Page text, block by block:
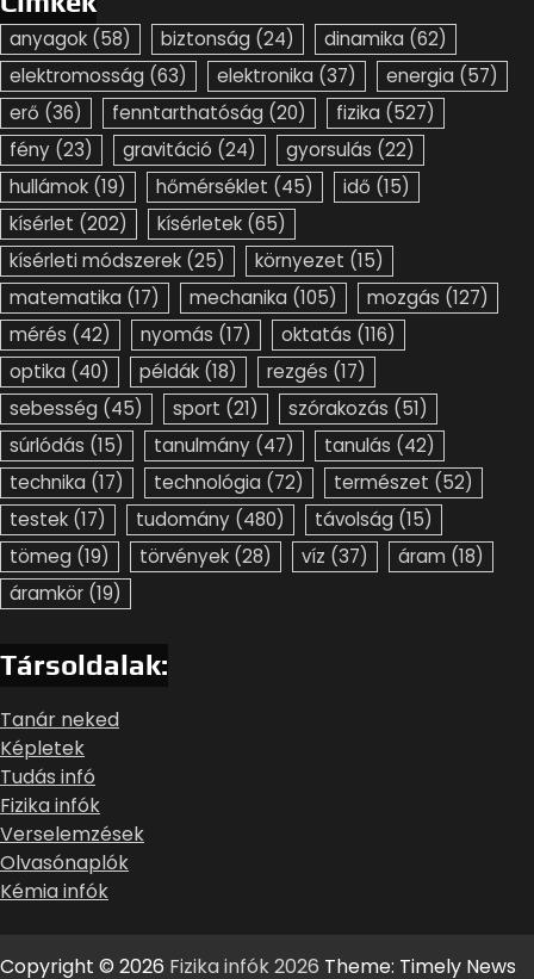
anyagok (58) biztonság (24) dinamika (62)
elektromosság (63) elektronika (37) energia (57)
erő (36) fenntarthatóság (20) fizika (527)
fény (23) gravitáció (24) gyorsulás (22)
hullámok (19) hőmérséklet (45) idő (15)
kísérlet (202) kísérletek (65)
kísérleti módszerek (25) környezet (15)
matematika (17) mechanika (105) mozgás (127)
mérés (42) nyomás (17) oktatás (116)
optika (40) példák (18) rezgés (17)
sebesség (45) sport (21) szórakozás (51)
súrlódás (15) tanulmány (47) tanulás (42)
technika (17) technológia (72) természet (52)
testek (17) tudomány (480) távolság (15)
tömeg (19) törvények (28) víz (37) áram (18)
áramkör (19)
Társoldalak:
Tanár neked
Képletek
Tudás infó
Fizika infók
Verselemzések
Olvasónaplók
Kémia infók
Copyright © 2026 Fizika infók 2026 Theme: Timely News